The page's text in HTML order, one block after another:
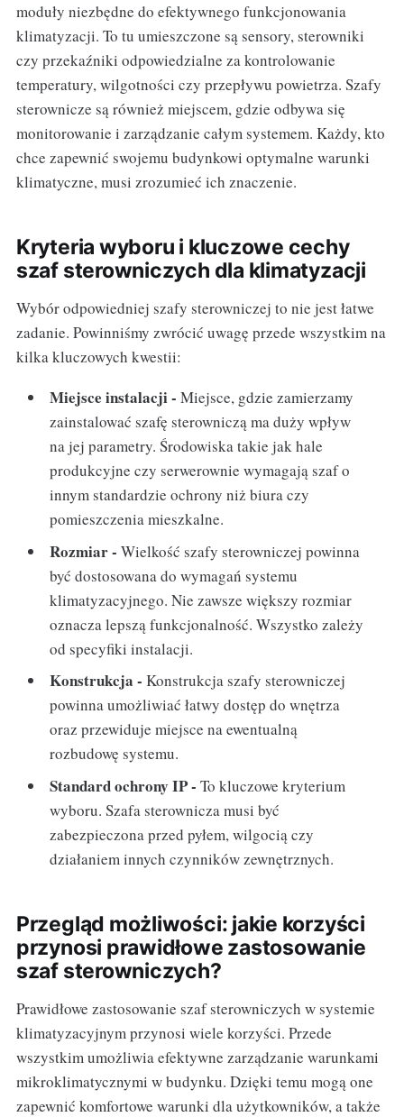
moduły niezbędne do efektywnego funkcjonowania
klimatyzacji. To tu umieszczone są sensory, sterowniki
czy przekaźniki odpowiedzialne za kontrolowanie
temperatury, wilgotności czy przepływu powietrza. Szafy
sterownicze są również miejscem, gdzie odbywa się
monitorowanie i zarządzanie całym systemem. Każdy, kto
chce zapewnić swojemu budynkowi optymalne warunki
klimatyczne, musi zrozumieć ich znaczenie.
Kryteria wyboru i kluczowe cechy
szaf sterowniczych dla klimatyzacji
Wybór odpowiedniej szafy sterowniczej to nie jest łatwe
zadanie. Powinniśmy zwrócić uwagę przede wszystkim na
kilka kluczowych kwestii:
Miejsce instalacji - Miejsce, gdzie zamierzamy
zainstalować szafę sterowniczą ma duży wpływ
na jej parametry. Środowiska takie jak hale
produkcyjne czy serwerownie wymagają szaf o
innym standardzie ochrony niż biura czy
pomieszczenia mieszkalne.
Rozmiar - Wielkość szafy sterowniczej powinna
być dostosowana do wymagań systemu
klimatyzacyjnego. Nie zawsze większy rozmiar
oznacza lepszą funkcjonalność. Wszystko zależy
od specyfiki instalacji.
Konstrukcja - Konstrukcja szafy sterowniczej
powinna umożliwiać łatwy dostęp do wnętrza
oraz przewiduje miejsce na ewentualną
rozbudowę systemu.
Standard ochrony IP - To kluczowe kryterium
wyboru. Szafa sterownicza musi być
zabezpieczona przed pyłem, wilgocią czy
działaniem innych czynników zewnętrznych.
Przegląd możliwości: jakie korzyści
przynosi prawidłowe zastosowanie
szaf sterowniczych?
Prawidłowe zastosowanie szaf sterowniczych w systemie
klimatyzacyjnym przynosi wiele korzyści. Przede
wszystkim umożliwia efektywne zarządzanie warunkami
mikroklimatycznymi w budynku. Dzięki temu mogą one
zapewnić komfortowe warunki dla użytkowników, a także